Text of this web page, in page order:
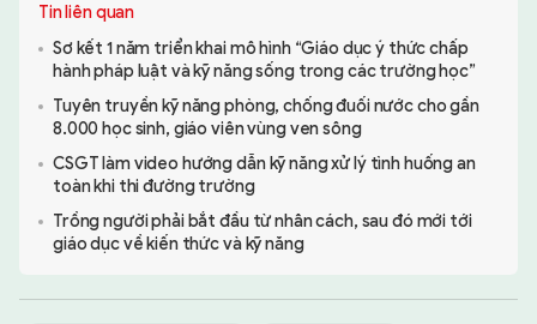
Tin liên quan
Sơ kết 1 năm triển khai mô hình “Giáo dục ý thức chấp
hành pháp luật và kỹ năng sống trong các trường học”
Tuyên truyền kỹ năng phòng, chống đuối nước cho gần
8.000 học sinh, giáo viên vùng ven sông
CSGT làm video hướng dẫn kỹ năng xử lý tình huống an
toàn khi thi đường trường
Trồng người phải bắt đầu từ nhân cách, sau đó mới tới
giáo dục về kiến thức và kỹ năng